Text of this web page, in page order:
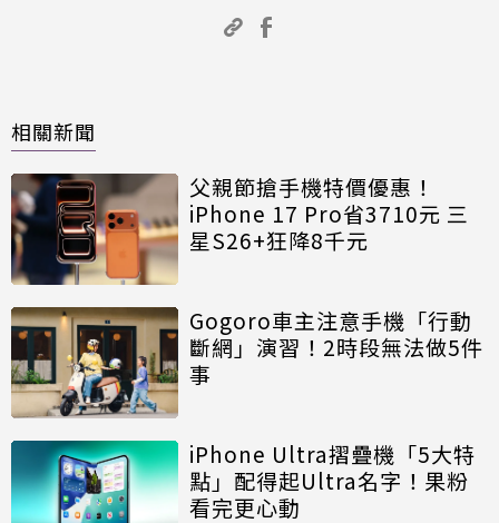
相關新聞
父親節搶手機特價優惠！
iPhone 17 Pro省3710元 三
星S26+狂降8千元
Gogoro車主注意手機「行動
斷網」演習！2時段無法做5件
事
iPhone Ultra摺疊機「5大特
點」配得起Ultra名字！果粉
看完更心動